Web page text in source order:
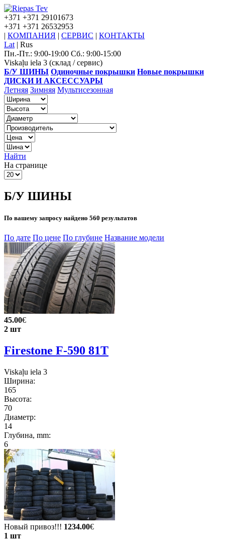
+371 +371 29101673
+371 +371 26532953
| КОМПАНИЯ | СЕРВИС | КОНТАКТЫ
Lat | Rus
Пн.-Пт.: 9:00-19:00 Сб.: 9:00-15:00
Viskaļu iela 3 (склад / сервис)
Б/У ШИНЫ Одиночные покрышки Новые покрышки
ДИСКИ И АКСЕССУАРЫ
Летняя Зимняя Мультисезонная
Найти
На странице
Б/У ШИНЫ
По вашему запросу найдено 560 результатов
По дате По цене По глубине Название модели
45.00€
2 шт
Firestone F-590 81T
Viskaļu iela 3
Ширина:
165
Высота:
70
Диаметр:
14
Глубина, mm:
6
Новый привоз!!! 1234.00€
1 шт